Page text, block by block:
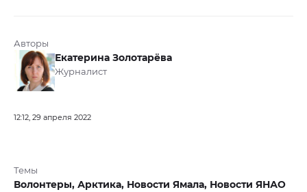
Авторы
Екатерина Золотарёва
Журналист
12:12, 29 апреля 2022
Темы
Волонтеры, Арктика, Новости Ямала, Новости ЯНАО